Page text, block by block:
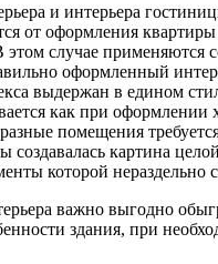
и интерьера
от оформления
этом случае применяются
оформленный
выдержан в едином
как при оформлении
помещения
создавалась картина целой
которой нераздельно
важно выгодно
здания, при